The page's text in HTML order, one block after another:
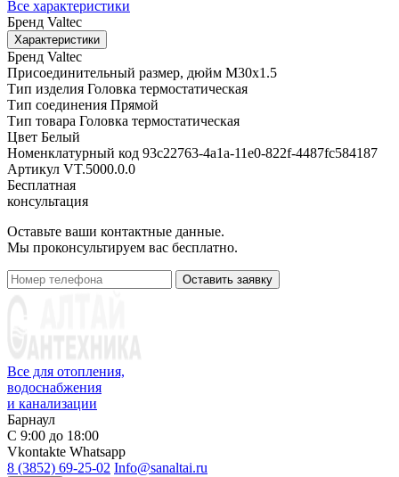
Все характеристики
Бренд Valtec
Характеристики
Бренд Valtec
Присоединительный размер, дюйм М30х1.5
Тип изделия Головка термостатическая
Тип соединения Прямой
Тип товара Головка термостатическая
Цвет Белый
Номенклатурный код 93c22763-4a1a-11e0-822f-4487fc584187
Артикул VT.5000.0.0
Бесплатная
консультация
Оставьте ваши контактные данные.
Мы проконсультируем вас бесплатно.
Оставить заявку
Все для отопления,
водоснабжения
и канализации
Барнаул
С 9:00 до 18:00
Vkontakte Whatsapp
8 (3852) 69-25-02 Info@sanaltai.ru